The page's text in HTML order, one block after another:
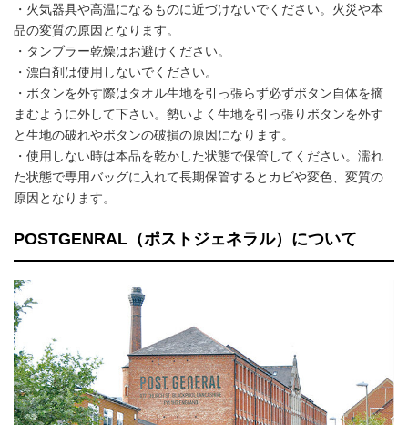
・火気器具や高温になるものに近づけないでください。火災や本
品の変質の原因となります。
・タンブラー乾燥はお避けください。
・漂白剤は使用しないでください。
・ボタンを外す際はタオル生地を引っ張らず必ずボタン自体を摘
まむように外して下さい。勢いよく生地を引っ張りボタンを外す
と生地の破れやボタンの破損の原因になります。
・使用しない時は本品を乾かした状態で保管してください。濡れ
た状態で専用バッグに入れて長期保管するとカビや変色、変質の
原因となります。
POSTGENRAL（ポストジェネラル）について